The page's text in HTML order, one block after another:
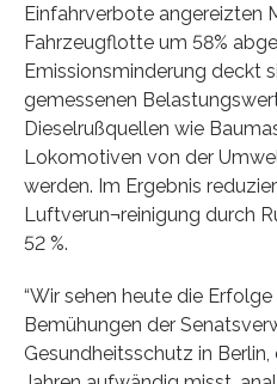
Einfahrverbote angereizten
Fahrzeugflotte um 58%
Emissionsminderung deckt
gemessenen
Dieselrußquellen wie
Lokomotiven von der
werden. Im Ergebnis
Luftverun¬reinigung durch
52 %.
“Wir sehen heute die
Bemühungen der
Gesundheitsschutz in